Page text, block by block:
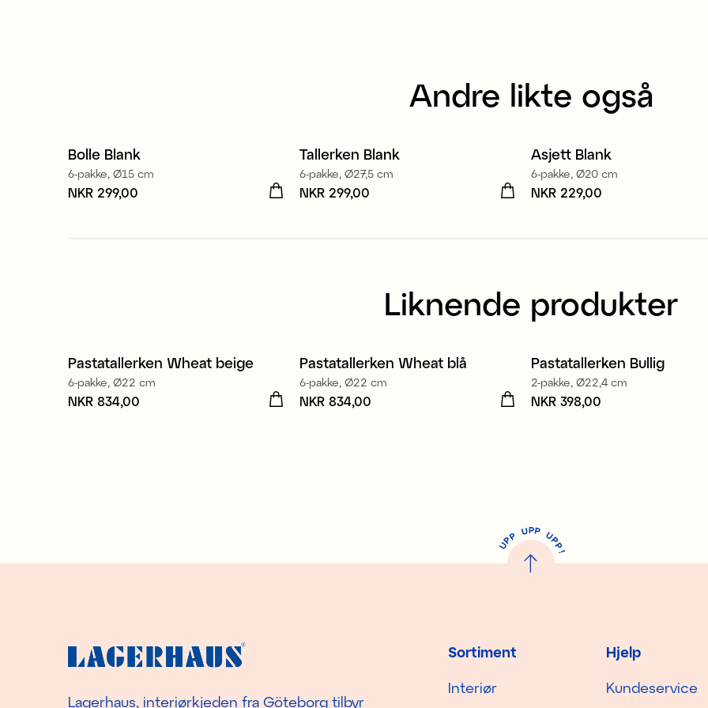
Andre likte også
Bolle Blank
6-pakke, Ø15 cm
Pris :NKR 299,00
NKR 299,00
Tallerken Blank
6-pakke, Ø27,5 cm
Pris :NKR 299,00
NKR 299,00
Asjett Blank
6-pakke, Ø20 cm
Pris :NKR 229,00
NKR 229,00
Liknende produkter
Pastatallerken Wheat beige
6-pakke, Ø22 cm
Pris :NKR 834,00
NKR 834,00
Pastatallerken Wheat blå
6-pakke, Ø22 cm
Pris :NKR 834,00
NKR 834,00
Nyhet
Pastatallerken Bullig
2-pakke, Ø22,4 cm
Pris :NKR 398,00
NKR 398,00
U
P
P UPP UP
P
!
Sortiment
Interiør
Hjelp
Kundeservice
Lagerhaus, interiørkjeden fra Göteborg tilbyr